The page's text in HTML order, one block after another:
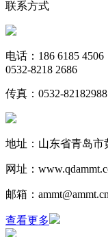
联系方式
电话：186 6185 4506
0532-8218 2686
传真：0532-82182988
地址：山东省青岛市
网址：
邮箱：ammt@ammt.cn
查看更多